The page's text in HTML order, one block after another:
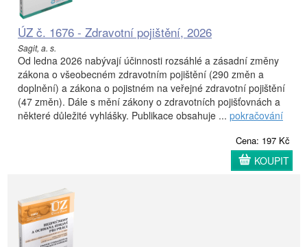
ÚZ č. 1676 - Zdravotní pojištění, 2026
Sagit, a. s.
Od ledna 2026 nabývají účinnosti rozsáhlé a zásadní změny
zákona o všeobecném zdravotním pojištění (290 změn a
doplnění) a zákona o pojistném na veřejné zdravotní pojištění
(47 změn). Dále s mění zákony o zdravotních pojišťovnách a
některé důležité vyhlášky. Publikace obsahuje ... pokračování
Cena: 197 Kč
KOUPIT